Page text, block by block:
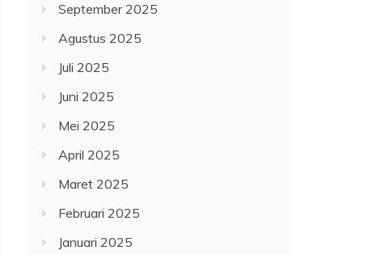
September 2025
Agustus 2025
Juli 2025
Juni 2025
Mei 2025
April 2025
Maret 2025
Februari 2025
Januari 2025